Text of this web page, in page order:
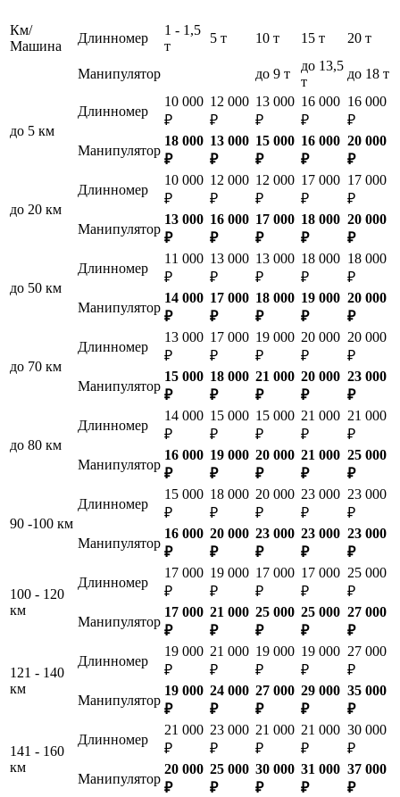
Км/
Машина
Длинномер
1 - 1,5
т
5 т 10 т 15 т 20 т
Манипулятор до 9 т
до 13,5
т
до 18 т
до 5 км
Длинномер
10 000
₽
12 000
₽
13 000
₽
16 000
₽
16 000
₽
Манипулятор
18 000
₽
13 000
₽
15 000
₽
16 000
₽
20 000
₽
до 20 км
Длинномер
10 000
₽
12 000
₽
12 000
₽
17 000
₽
17 000
₽
Манипулятор
13 000
₽
16 000
₽
17 000
₽
18 000
₽
20 000
₽
до 50 км
Длинномер
11 000
₽
13 000
₽
13 000
₽
18 000
₽
18 000
₽
Манипулятор
14 000
₽
17 000
₽
18 000
₽
19 000
₽
20 000
₽
до 70 км
Длинномер
13 000
₽
17 000
₽
19 000
₽
20 000
₽
20 000
₽
Манипулятор
15 000
₽
18 000
₽
21 000
₽
20 000
₽
23 000
₽
до 80 км
Длинномер
14 000
₽
15 000
₽
15 000
₽
21 000
₽
21 000
₽
Манипулятор
16 000
₽
19 000
₽
20 000
₽
21 000
₽
25 000
₽
90 -100 км
Длинномер
15 000
₽
18 000
₽
20 000
₽
23 000
₽
23 000
₽
Манипулятор
16 000
₽
20 000
₽
23 000
₽
23 000
₽
23 000
₽
100 - 120
км
Длинномер
17 000
₽
19 000
₽
17 000
₽
17 000
₽
25 000
₽
Манипулятор
17 000
₽
21 000
₽
25 000
₽
25 000
₽
27 000
₽
121 - 140
км
Длинномер
19 000
₽
21 000
₽
19 000
₽
19 000
₽
27 000
₽
Манипулятор
19 000
₽
24 000
₽
27 000
₽
29 000
₽
35 000
₽
141 - 160
км
Длинномер
21 000
₽
23 000
₽
21 000
₽
21 000
₽
30 000
₽
Манипулятор
20 000
₽
25 000
₽
30 000
₽
31 000
₽
37 000
₽